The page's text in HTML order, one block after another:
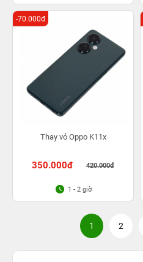
Thay vỏ Oppo K11x
350.000đ 420.000đ
-70.000đ
1 - 2 giờ
1 2